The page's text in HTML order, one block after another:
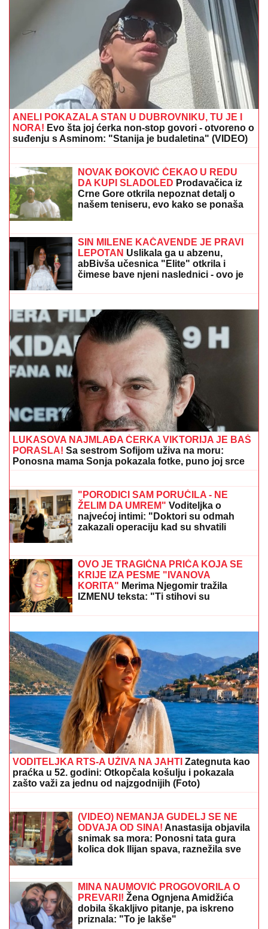
ANELI POKAZALA STAN U DUBROVNIKU, TU JE I
NORA! Evo šta joj ćerka non-stop govori - otvoreno o
suđenju s Asminom: "Stanija je budaletina" (VIDEO)
SUTLIJAŠ?"Pobednica Elite ostala
zatečena pitanjem, o NJENOJ
REAKCIJI pričaju svi (VIDEO)
Crne Gore otkrila nepoznat detalj o
našem teniseru, evo kako se ponaša
na letovanju
"IMAM NAJLEPŠU I NAJBOLJU MAJKU"Elma
Sinanović danas slavi rođendan, niko ne veruje da je
napunila ovoliko godina, ćerka joj se obratila
emotivnim rečima
SIN MILENE KAČAVENDE JE PRAVI
LEPOTANUslikala ga u abzenu,
abBivša učesnica "Elite" otkrila i
prava ISTINA
CECU NIKO NIJE PREPOZNAO NA
AERODROMULeti iz Malage za
Beograd: Kačket na glavi, atlet majica i
LUKASOVA NAJMLAĐA ĆERKA VIKTORIJA JE BAŠ
PORASLA!Sa sestrom Sofijom uživa na moru:
Ponosna mama Sonja pokazala fotke, puno joj srce
NjEN KOMENTAR SVE GOVORI:
Nataša Bekvalac nije mogla da prećuti
kada je čula Anitu Aleksić (FOTO)
"PORODICI SAM PORUČILA - NE
najvećoj intimi: "Doktori su odmah
zakazali operaciju kad su shvatili
stanje stvari", ovo je samo jednom
pričala